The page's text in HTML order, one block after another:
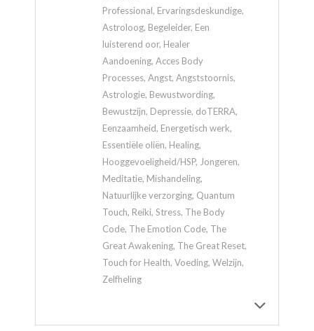
Professional, Ervaringsdeskundige,
Astroloog, Begeleider, Een
luisterend oor, Healer
Aandoening, Acces Body
Processes, Angst, Angststoornis,
Astrologie, Bewustwording,
Bewustzijn, Depressie, doTERRA,
Eenzaamheid, Energetisch werk,
Essentiële oliën, Healing,
Hooggevoeligheid/HSP, Jongeren,
Meditatie, Mishandeling,
Natuurlijke verzorging, Quantum
Touch, Reiki, Stress, The Body
Code, The Emotion Code, The
Great Awakening, The Great Reset,
Touch for Health, Voeding, Welzijn,
Zelfheling